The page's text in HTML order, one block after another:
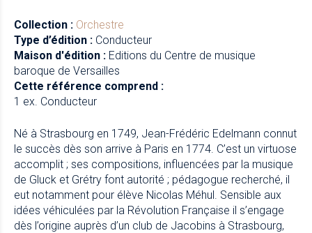
Collection : Orchestre
Type d’édition : Conducteur
Maison d'édition : Editions du Centre de musique
baroque de Versailles
Cette référence comprend :
1 ex. Conducteur
Né à Strasbourg en 1749, Jean-Frédéric Edelmann connut
le succès dès son arrive à Paris en 1774. C’est un virtuose
accomplit ; ses compositions, influencées par la musique
de Gluck et Grétry font autorité ; pédagogue recherché, il
eut notamment pour élève Nicolas Méhul. Sensible aux
idées véhiculées par la Révolution Française il s’engage
dès l’origine auprès d’un club de Jacobins à Strasbourg,